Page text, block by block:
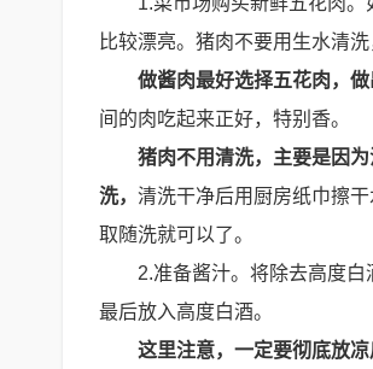
比较漂亮。猪肉不要用生水清
做酱肉最好选择五花肉，
间的肉吃起来正好，特别香。
猪肉不用清洗，主要是因
洗， 清洗干净后用厨房纸巾擦
取随洗就可以了。
2.准备酱汁。将除去高度白
最后放入高度白酒。
这里注意， 一定要彻底放